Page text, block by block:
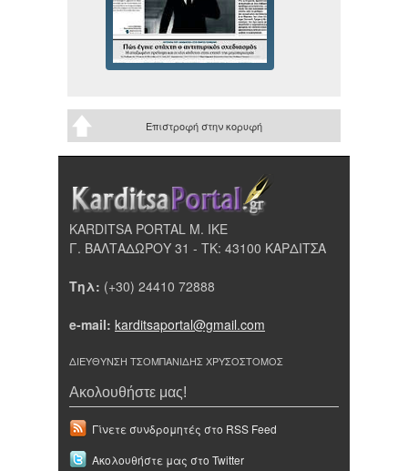
Επιστροφή στην κορυφή
KARDITSA PORTAL Μ. ΙΚΕ
Γ. ΒΑΛΤΑΔΩΡΟΥ 31 - ΤΚ: 43100 ΚΑΡΔΙΤΣΑ
Τηλ: (+30) 24410 72888
e-mail: karditsaportal@gmail.com
ΔΙΕΥΘΥΝΣΗ ΤΣΟΜΠΑΝΙΔΗΣ ΧΡΥΣΟΣΤΟΜΟΣ
Ακολουθήστε μας!
Γίνετε συνδρομητές στο RSS Feed
Ακολουθήστε μας στο Twitter